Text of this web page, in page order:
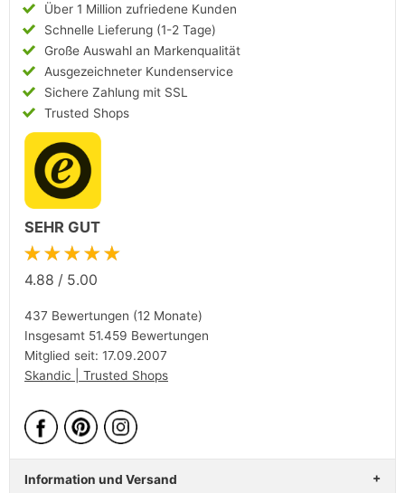
Über 1 Million zufriedene Kunden
Schnelle Lieferung (1-2 Tage)
Große Auswahl an Markenqualität
Ausgezeichneter Kundenservice
Sichere Zahlung mit SSL
Trusted Shops
SEHR GUT
★★★★★
4.88 / 5.00
437 Bewertungen (12 Monate)
Insgesamt 51.459 Bewertungen
Mitglied seit: 17.09.2007
Skandic | Trusted Shops
Information und Versand